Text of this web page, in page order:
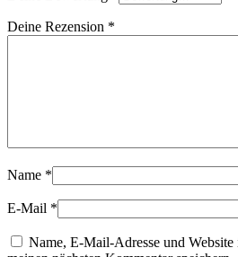
Deine Rezension *
Name *
E-Mail *
Name, E-Mail-Adresse und